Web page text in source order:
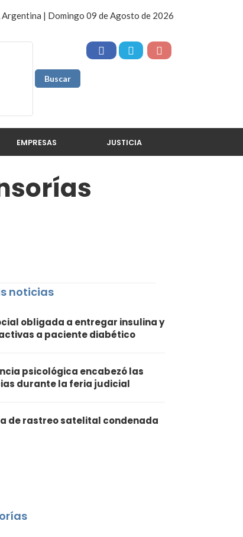
Argentina | Domingo 09 de Agosto de 2026
EMPRESAS JUSTICIA
noticias
obligada a entregar insulina y
a paciente diabético
psicológica encabezó las
durante la feria judicial
de rastreo satelital condenada